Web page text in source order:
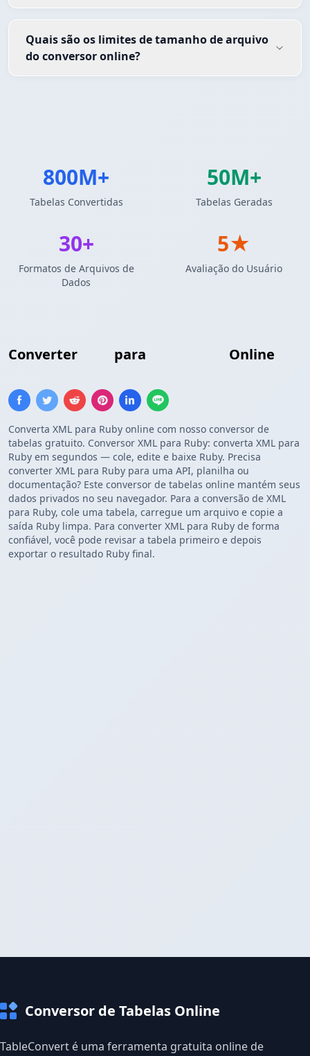
Converter para Online
Converta XML para Ruby online com nosso conversor de
tabelas gratuito. Conversor XML para Ruby: converta XML para
Ruby em segundos — cole, edite e baixe Ruby. Precisa
converter XML para Ruby para uma API, planilha ou
documentação? Este conversor de tabelas online mantém seus
dados privados no seu navegador. Para a conversão de XML
para Ruby, cole uma tabela, carregue um arquivo e copie a
saída Ruby limpa. Para converter XML para Ruby de forma
confiável, você pode revisar a tabela primeiro e depois
exportar o resultado Ruby final.
Quais são os limites de tamanho de arquivo
do conversor online?
800M+
Tabelas Convertidas
50M+
Tabelas Geradas
30+
Formatos de Arquivos de
Dados
5★
Avaliação do Usuário
Conversor de Tabelas Online
TableConvert é uma ferramenta gratuita online de